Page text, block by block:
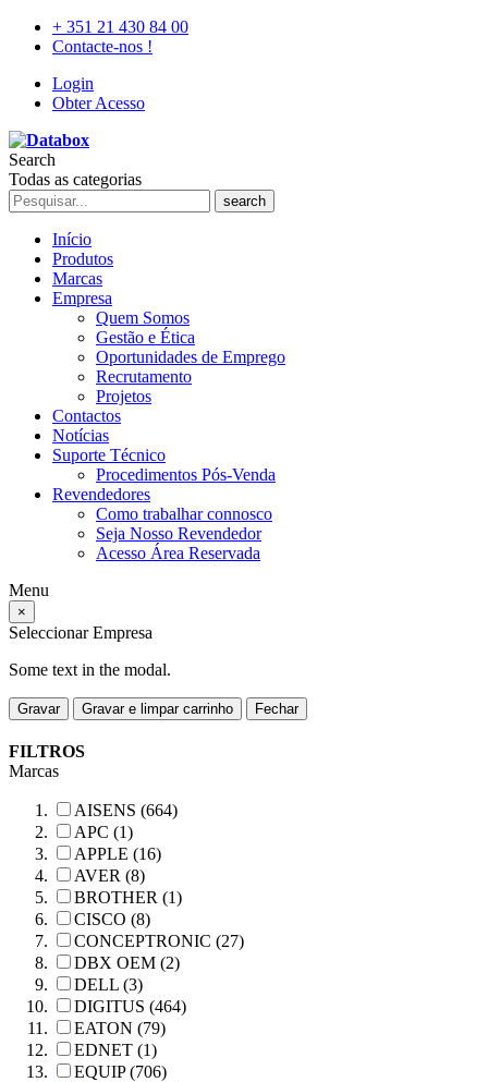
+ 351 21 430 84 00
Contacte-nos !
Login
Obter Acesso
Search
Todas as categorias
search
Início
Produtos
Marcas
Empresa
Quem Somos
Gestão e Ética
Oportunidades de Emprego
Recrutamento
Projetos
Contactos
Notícias
Suporte Técnico
Procedimentos Pós-Venda
Revendedores
Como trabalhar connosco
Seja Nosso Revendedor
Acesso Área Reservada
Menu
×
Seleccionar Empresa
Some text in the modal.
Gravar Gravar e limpar carrinho Fechar
FILTROS
Marcas
AISENS (664)
APC (1)
APPLE (16)
AVER (8)
BROTHER (1)
CISCO (8)
CONCEPTRONIC (27)
DBX OEM (2)
DELL (3)
DIGITUS (464)
EATON (79)
EDNET (1)
EQUIP (706)